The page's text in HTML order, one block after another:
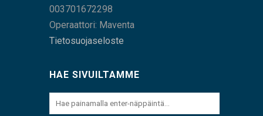
003701672298
Operaattori: Maventa
Tietosuojaseloste
HAE SIVUILTAMME